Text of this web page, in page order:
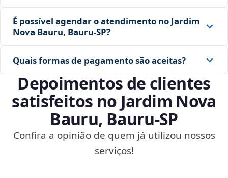
É possível agendar o atendimento no Jardim
Nova Bauru, Bauru‑SP?
Quais formas de pagamento são aceitas?
Depoimentos de clientes
satisfeitos no Jardim Nova
Bauru, Bauru‑SP
Confira a opinião de quem já utilizou nossos
serviços!